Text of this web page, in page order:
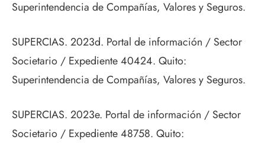
Superintendencia de Compañías, Valores y Seguros.
SUPERCIAS. 2023d. Portal de información / Sector
Societario / Expediente 40424. Quito:
Superintendencia de Compañías, Valores y Seguros.
SUPERCIAS. 2023e. Portal de información / Sector
Societario / Expediente 48758. Quito: